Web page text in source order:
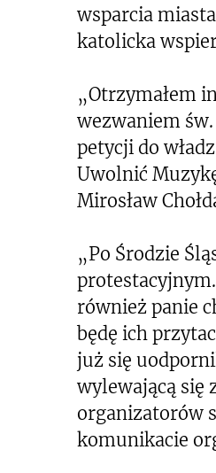
wsparcia
katolicka
„Otrzymałem
wezwaniem św.
petycji do
Uwolnić
Mirosław
„Po Środzie
również panie
będę ich
już się
wylewającą się
organizatorów
komunikacie